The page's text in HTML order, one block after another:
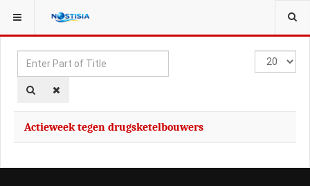
YOU ARE HERE:
Enter
Part
of
Display
#
Actieweek tegen drugsketelbouwers